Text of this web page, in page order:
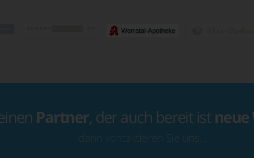
Partner, der auch bereit ist neue
dann kontaktieren Sie uns…